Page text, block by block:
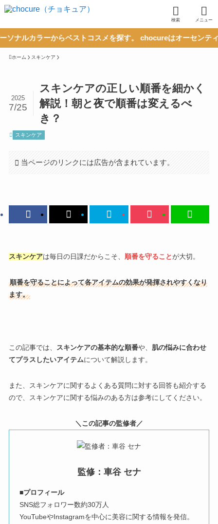
検索 メニュー
ーからベストコスメを探す。 chocureはオーセンティックな情
ホーム スキンケア
スキンケアの正しい順番を細かく
解説！朝と夜で順番は変えるべ
き？
2025
7/25
スキンケア
当ページのリンクには広告が含まれています。
スキンケアは毎日の日課だからこそ、 順番を守ることが大切。
順番を守ることによって各アイテムの効果が発揮されやすくなり
ます。
この記事では、 スキンケアの基本的な順番や、 肌の悩みに合わせ
てプラスしたいアイテムについて解説します。
また、スキンケアに関するよくある質問に対する回答も紹介する
ので、スキンケアに関する悩みのある方は参考にしてください。
＼この記事の監修者／
監修：車谷 セナ
■プロフィール
SNS総フォロワー数約30万人
YouTubeやInstagramを中心に美容に関する情報を発信。